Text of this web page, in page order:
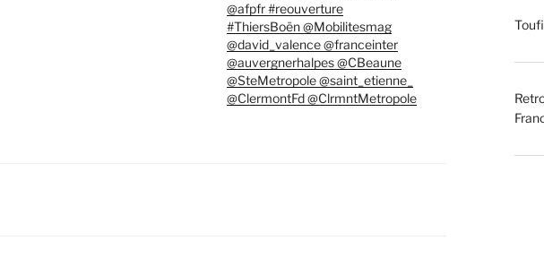
@afpfr #reouverture
#ThiersBoën @Mobilitesmag
@david_valence @franceinter
@auvergnerhalpes @CBeaune
@SteMetropole @saint_etienne_
@ClermontFd @ClrmntMetropole